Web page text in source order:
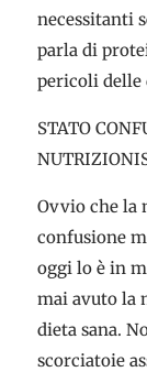
necessitanti
parla di
pericoli delle
STATO
Ovvio che la
confusione
oggi lo è in
mai avuto la
dieta sana.
scorciatoie